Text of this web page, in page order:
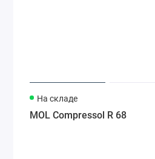
На складе
MOL Compressol R 68